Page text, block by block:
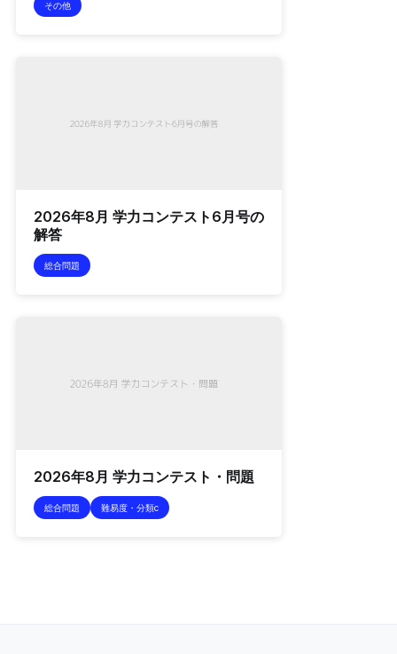
その他
2026年8月 学力コンテスト6月号の
解答
総合問題
2026年8月 学力コンテスト・問題
総合問題 難易度・分類c